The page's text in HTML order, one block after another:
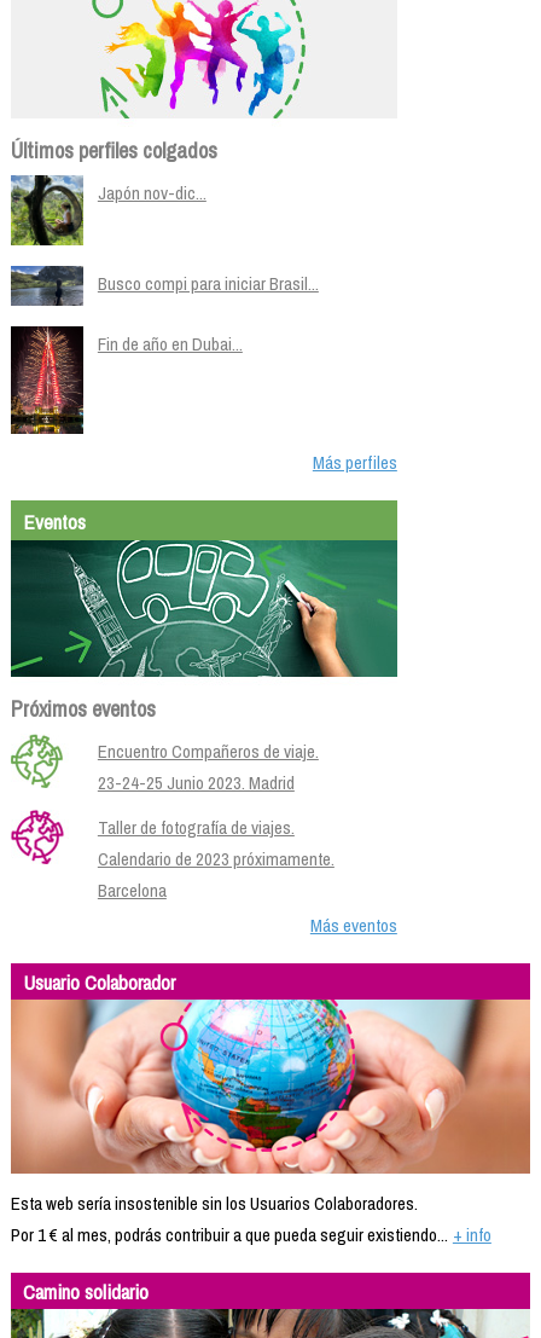
Últimos perfiles colgados
Japón nov-dic...
Busco compi para iniciar Brasil...
Fin de año en Dubai...
Más perfiles
Eventos
Próximos eventos
Encuentro Compañeros de viaje.
23-24-25 Junio 2023. Madrid
Taller de fotografía de viajes.
Calendario de 2023 próximamente.
Barcelona
Más eventos
Usuario Colaborador
Esta web sería insostenible sin los Usuarios Colaboradores.
Por 1 € al mes, podrás contribuir a que pueda seguir existiendo... + info
Camino solidario